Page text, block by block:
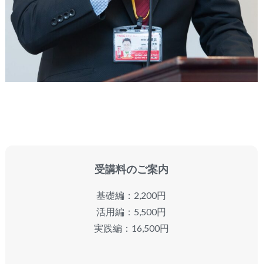
受講料のご案内
基礎編：2,200円
活用編：5,500円
実践編：16,500円